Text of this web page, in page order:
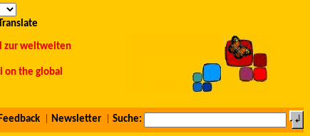
Translate
zur weltweiten
on the global
Newsletter Suche: